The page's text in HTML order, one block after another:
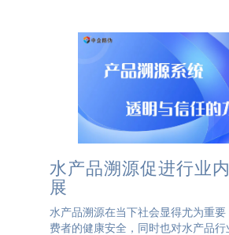
水产品溯源促进行业
展
水产品溯源在当下社会显得尤为重
费者的健康安全，同时也对水产品行